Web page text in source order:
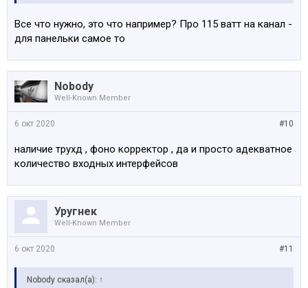
Все что нужно, это что например? Про 115 ватт на канал -
для панельки самое то
Nobody
Well-Known Member
#10
6 окт 2020
наличие трухд , фоно корректор , да и просто адекватное
количество входных интерфейсов
Уругнек
Well-Known Member
#11
6 окт 2020
Nobody сказал(а): ↑